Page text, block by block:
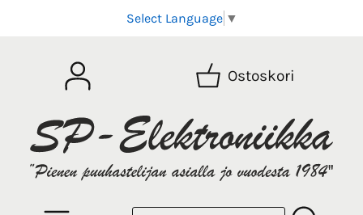
Select Language ▼
Ostoskori